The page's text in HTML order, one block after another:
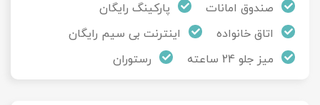
صندوق امانات
پارکینگ رایگان
اتاق خانواده
اینترنت بی سیم رایگان
میز جلو 24 ساعته
رستوران